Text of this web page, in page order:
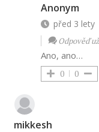
Anonym
před 3 lety
Odpověď
Ano, ano…
0 0
mikkesh